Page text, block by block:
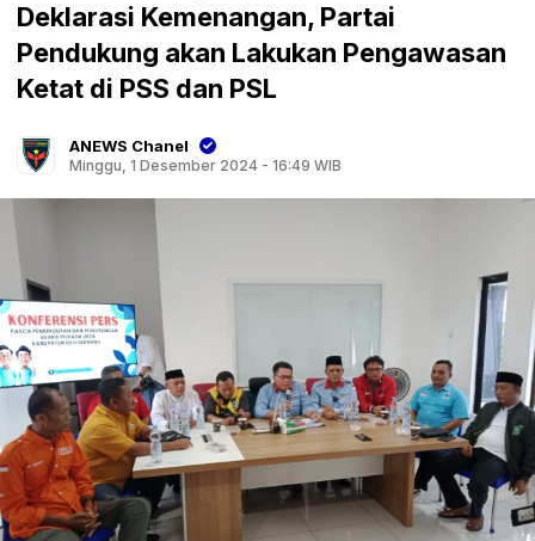
Deklarasi Kemenangan, Partai
Pendukung akan Lakukan Pengawasan
Ketat di PSS dan PSL
ANEWS Chanel
Minggu, 1 Desember 2024 - 16:49 WIB